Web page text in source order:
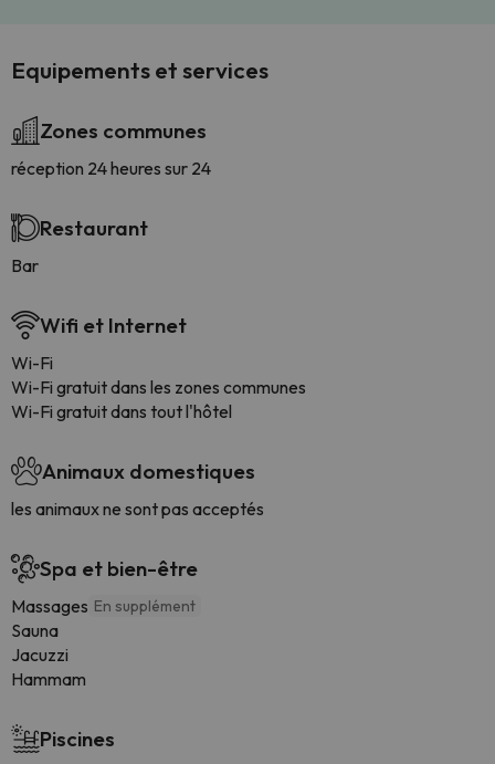
Equipements et services
Zones communes
réception 24 heures sur 24
Restaurant
Bar
Wifi et Internet
Wi-Fi
Wi-Fi gratuit dans les zones communes
Wi-Fi gratuit dans tout l'hôtel
Animaux domestiques
les animaux ne sont pas acceptés
Spa et bien-être
Massages En supplément
Sauna
Jacuzzi
Hammam
Piscines